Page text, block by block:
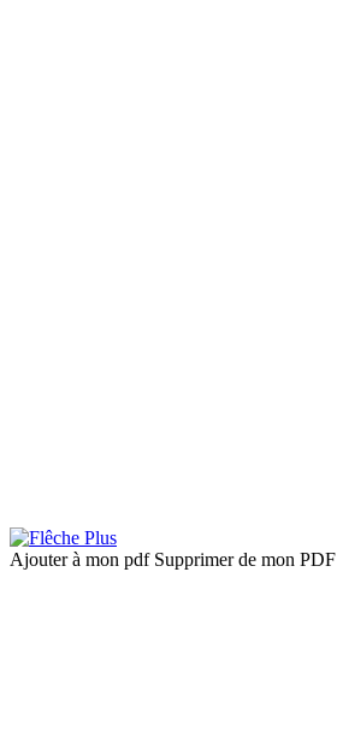
Ajouter à mon pdf Supprimer de mon PDF